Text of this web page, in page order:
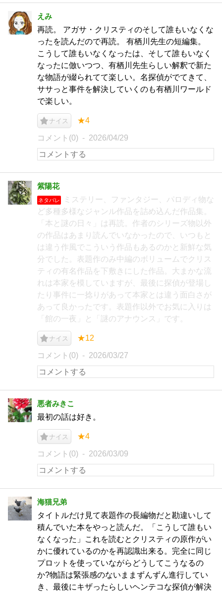
えみ
再読。 アガサ・クリスティのそして誰もいなくな
ったを読んだので再読。 有栖川先生の短編集。
こうして誰もいなくなったは、そして誰もいなく
なったに倣いつつ、有栖川先生らしい解釈で新た
な物語が綴られてて楽しい。名探偵がでてきて、
ササっと事件を解決していくのも有栖川ワールド
で楽しい。
ナイス ★4
コメント(0) 2026/04/29
紫陽花
ネタバレ
ミステリー、ファンタジー、パロディ物な
ど多種多様なジャンル作品を詰め込んだ作品集。
「本と謎の日々」は再読。作者のシリーズ物以外
の作品はあまり読んでいなかったので、いつもと
は違う作風でこういう作品もあるのかと新鮮な気
分でした。表題作のみ中編のボリュームでクリス
ティの有名作品を下敷きにした作品。大まかな流
れは本家を模していますが、最後に探偵が登場し
たり事件に一捻りがあって本家とは違う面白さが
あって良かったです。表題作以外でお気に入りは
「館の一夜」と「謎のアナウンス」です。
ナイス ★12
コメント(0) 2026/03/27
悪者みきこ
最初の話は好き。
ナイス ★4
コメント(0) 2026/03/09
海猫兄弟
タイトルだけ見て表題作の長編物だと勘違いして
積んでいた本をやっと読んだ。「こうして誰もい
なくなった」これを読むとクリスティの原作がい
かに優れているのかを再認識出来る。完全に同じ
プロットを使っていながらどうしてこうなるの
か?物語は緊張感のないままずんずん進行してい
き、最後にキザったらしいヘンテコな探偵が解決